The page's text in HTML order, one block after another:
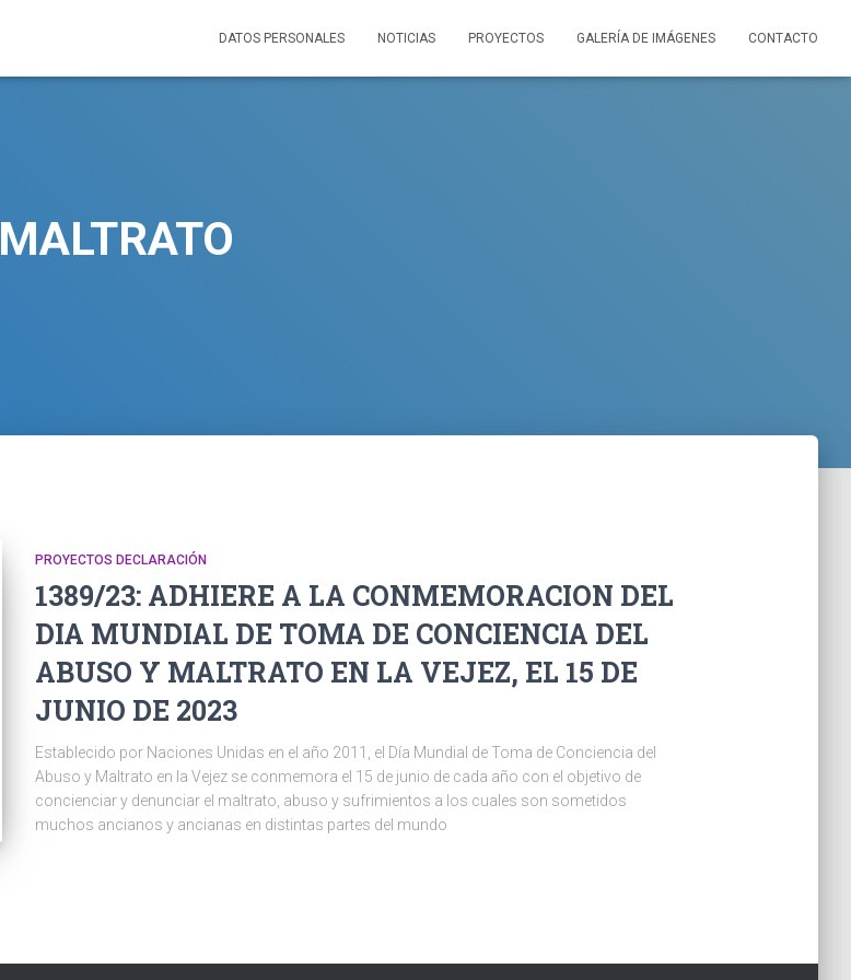
DATOS PERSONALES NOTICIAS PROYECTOS GALERÍA DE IMÁGENES CONTACTO
MALTRATO
PROYECTOS DECLARACIÓN
1389/23: ADHIERE A LA CONMEMORACION DEL
DIA MUNDIAL DE TOMA DE CONCIENCIA DEL
ABUSO Y MALTRATO EN LA VEJEZ, EL 15 DE
JUNIO DE 2023
Establecido por Naciones Unidas en el año 2011, el Día Mundial de Toma de Conciencia del
Abuso y Maltrato en la Vejez se conmemora el 15 de junio de cada año con el objetivo de
concienciar y denunciar el maltrato, abuso y sufrimientos a los cuales son sometidos
muchos ancianos y ancianas en distintas partes del mundo